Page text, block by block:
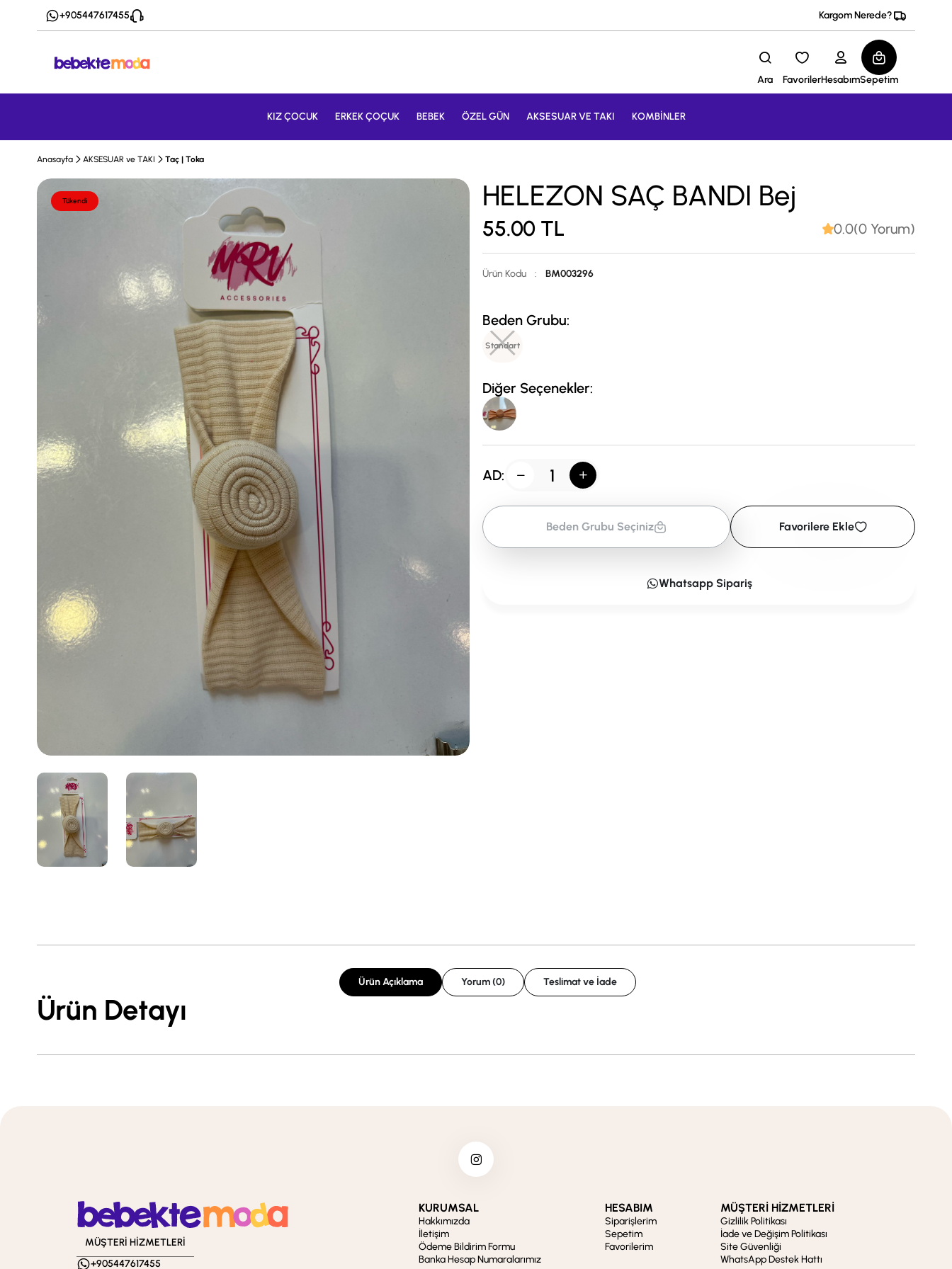
+905447617455 Kargom Nerede?
Ara FavorilerHesabımSepetim
KIZ ÇOCUK ERKEK ÇOÇUK BEBEK ÖZEL GÜN AKSESUAR VE TAKI KOMBİNLER
Anasayfa AKSESUAR ve TAKI Taç | Toka
Tükendi HELEZON SAÇ BANDI Bej
55.00 TL 0.0(0 Yorum)
Ürün Kodu : BM003296
Beden Grubu:
Standart
Diğer Seçenekler:
AD:
Beden Grubu Seçiniz Favorilere Ekle
Whatsapp Sipariş
Ürün Açıklama Yorum (0) Teslimat ve İade
Ürün Detayı
MÜŞTERİ HİZMETLERİ
+905447617455
KURUMSAL
Hakkımızda
İletişim
Ödeme Bildirim Formu
Banka Hesap Numaralarımız
HESABIM
Siparişlerim
Sepetim
Favorilerim
MÜŞTERİ HİZMETLERİ
Gizlilik Politikası
İade ve Değişim Politikası
Site Güvenliği
WhatsApp Destek Hattı